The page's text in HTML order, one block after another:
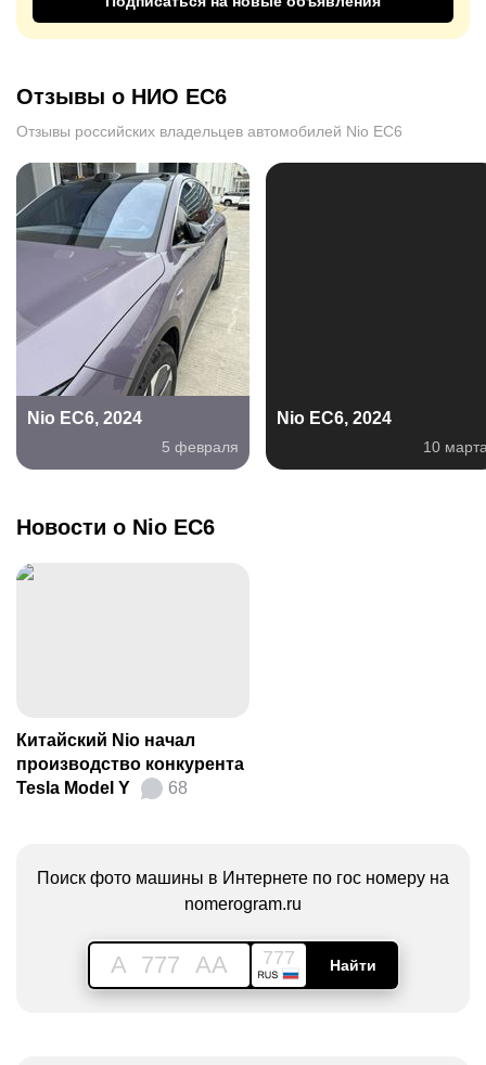
Отзывы о НИО ЕС6
Отзывы российских владельцев автомобилей Nio EC6
Nio EC6, 2024
5 февраля
Nio EC6, 2024
10
Новости о Nio EC6
Китайский Nio начал
производство конкурента
Tesla Model Y
68
Поиск фото машины в Интернете по гос номеру на
nomerogram.ru
A 777 AA 777 Найти